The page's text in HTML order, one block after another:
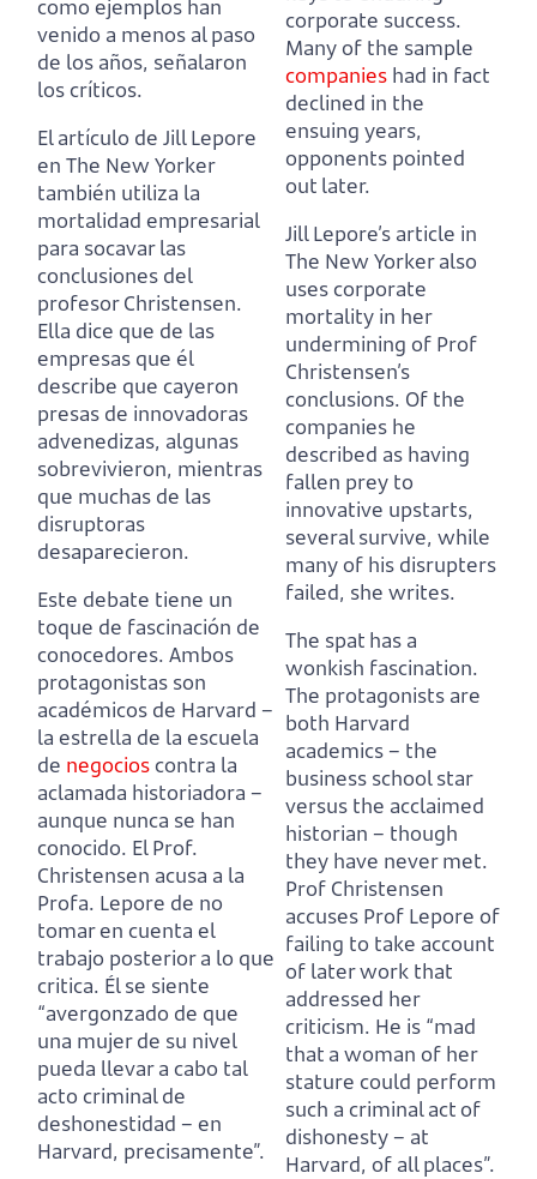
como ejemplos han
venido a menos al paso
de los años, señalaron
los críticos.
El artículo de Jill Lepore
en The New Yorker
también utiliza la
mortalidad empresarial
para socavar las
conclusiones del
profesor Christensen.
Ella dice que de las
empresas que él
describe que cayeron
presas de innovadoras
advenedizas, algunas
sobrevivieron, mientras
que muchas de las
disruptoras
desaparecieron.
Este debate tiene un
toque de fascinación de
conocedores. Ambos
protagonistas son
académicos de Harvard –
la estrella de la escuela
de negocioscontra la
aclamada historiadora –
aunque nunca se han
conocido. El Prof.
Christensen acusa a la
Profa. Lepore de no
tomar en cuenta el
trabajo posterior a lo que
critica. Él se siente
“avergonzado de que
una mujer de su nivel
pueda llevar a cabo tal
acto criminal de
deshonestidad – en
Harvard, precisamente”.
corporate success.
Many of the sample
companies had in fact
declined in the
ensuing years,
opponents pointed
out later.
Jill Lepore’s article in
The New Yorker also
uses corporate
mortality in her
undermining of Prof
Christensen’s
conclusions. Of the
companies he
described as having
fallen prey to
innovative upstarts,
several survive, while
many of his disrupters
failed, she writes.
The spat has a
wonkish fascination.
The protagonists are
both Harvard
academics – the
business school star
versus the acclaimed
historian – though
they have never met.
Prof Christensen
accuses Prof Lepore of
failing to take account
of later work that
addressed her
criticism. He is “mad
that a woman of her
stature could perform
such a criminal act of
dishonesty – at
Harvard, of all places”.